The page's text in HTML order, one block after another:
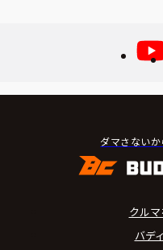
ダマさないか
クル
バデ